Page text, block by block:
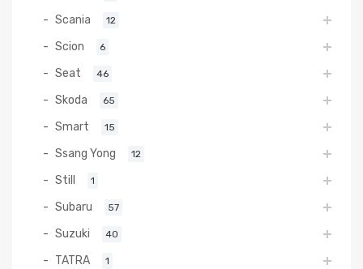
Scania 12
Scion 6
Seat 46
Skoda 65
Smart 15
Ssang Yong 12
Still 1
Subaru 57
Suzuki 40
TATRA 1